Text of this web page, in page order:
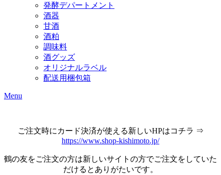
発酵デパートメント
酒器
甘酒
酒粕
調味料
酒グッズ
オリジナルラベル
配送用梱包箱
Menu
ご注文時にカード決済が使える新しいHPはコチラ ⇒
https://www.shop-kishimoto.jp/
鶴の友をご注文の方は新しいサイトの方でご注文をしていた
だけるとありがたいです。